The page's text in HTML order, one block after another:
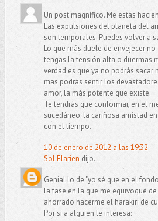
Un post magnífico. Me estás
Las expulsiones del planeta del
son temporales. Puedes volver a
Lo que más duele de envejecer
tengas la tensión alta o duermas
verdad es que ya no podrás sacar
mas podrás sentir los
amor, la más potente que existe.
Te tendrás que conformar, en el
sucedáneo: la cariñosa amistad
con el tiempo.
10 de enero de 2012 a las 19:32
Sol Elarien dijo...
Genial lo de "yo sé que en el
la fase en la que me equivoqué
ahorrado hacerme el harakiri de
Por si a alguien le interesa: